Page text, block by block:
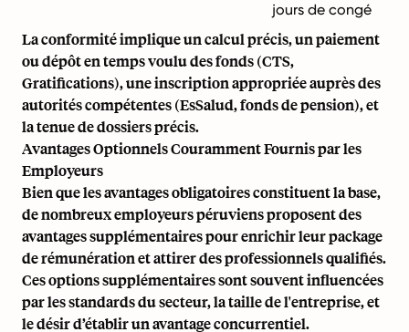
jours de congé
La conformité implique un calcul précis, un paiement
ou dépôt en temps voulu des fonds (CTS,
Gratifications), une inscription appropriée auprès des
autorités compétentes (EsSalud, fonds de pension), et
la tenue de dossiers précis.
Avantages Optionnels Couramment Fournis par les
Employeurs
Bien que les avantages obligatoires constituent la base,
de nombreux employeurs péruviens proposent des
avantages supplémentaires pour enrichir leur package
de rémunération et attirer des professionnels qualifiés.
Ces options supplémentaires sont souvent influencées
par les standards du secteur, la taille de l'entreprise, et
le désir d’établir un avantage concurrentiel.